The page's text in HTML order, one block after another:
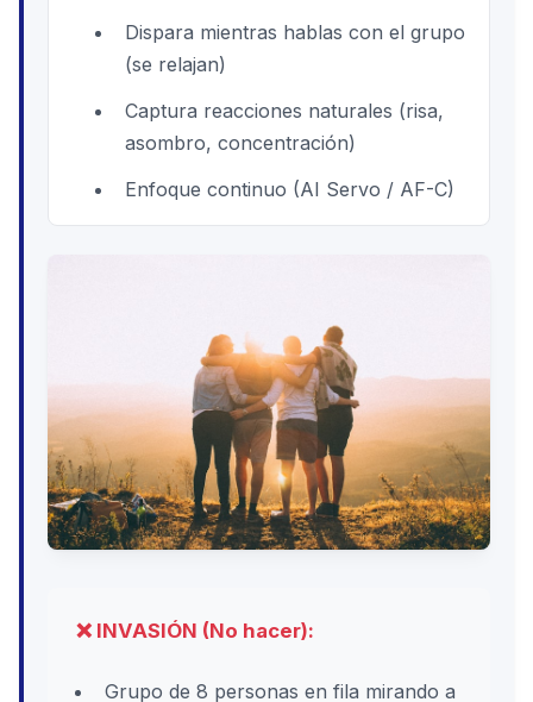
Dispara mientras hablas con el grupo
(se relajan)
Captura reacciones naturales (risa,
asombro, concentración)
Enfoque continuo (AI Servo / AF-C)
❌ INVASIÓN (No hacer):
Grupo de 8 personas en fila mirando a